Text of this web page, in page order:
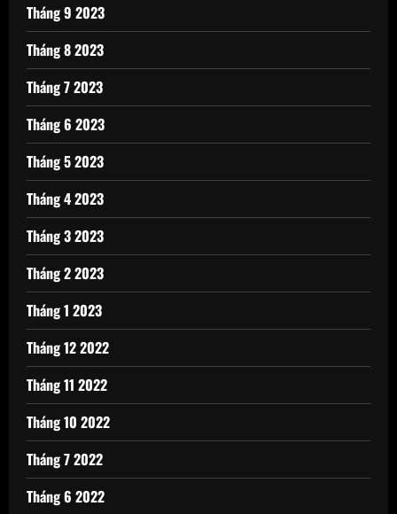
Tháng 9 2023
Tháng 8 2023
Tháng 7 2023
Tháng 6 2023
Tháng 5 2023
Tháng 4 2023
Tháng 3 2023
Tháng 2 2023
Tháng 1 2023
Tháng 12 2022
Tháng 11 2022
Tháng 10 2022
Tháng 7 2022
Tháng 6 2022